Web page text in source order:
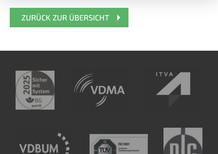
ZURÜCK ZUR ÜBERSICHT